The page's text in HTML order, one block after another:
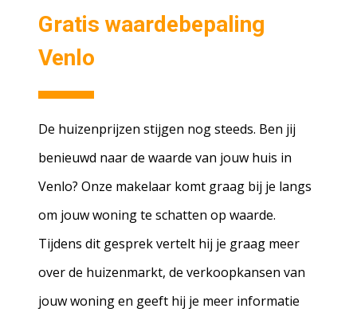
Gratis waardebepaling
Venlo
De huizenprijzen stijgen nog steeds. Ben jij
benieuwd naar de waarde van jouw huis in
Venlo? Onze makelaar komt graag bij je langs
om jouw woning te schatten op waarde.
Tijdens dit gesprek vertelt hij je graag meer
over de huizenmarkt, de verkoopkansen van
jouw woning en geeft hij je meer informatie